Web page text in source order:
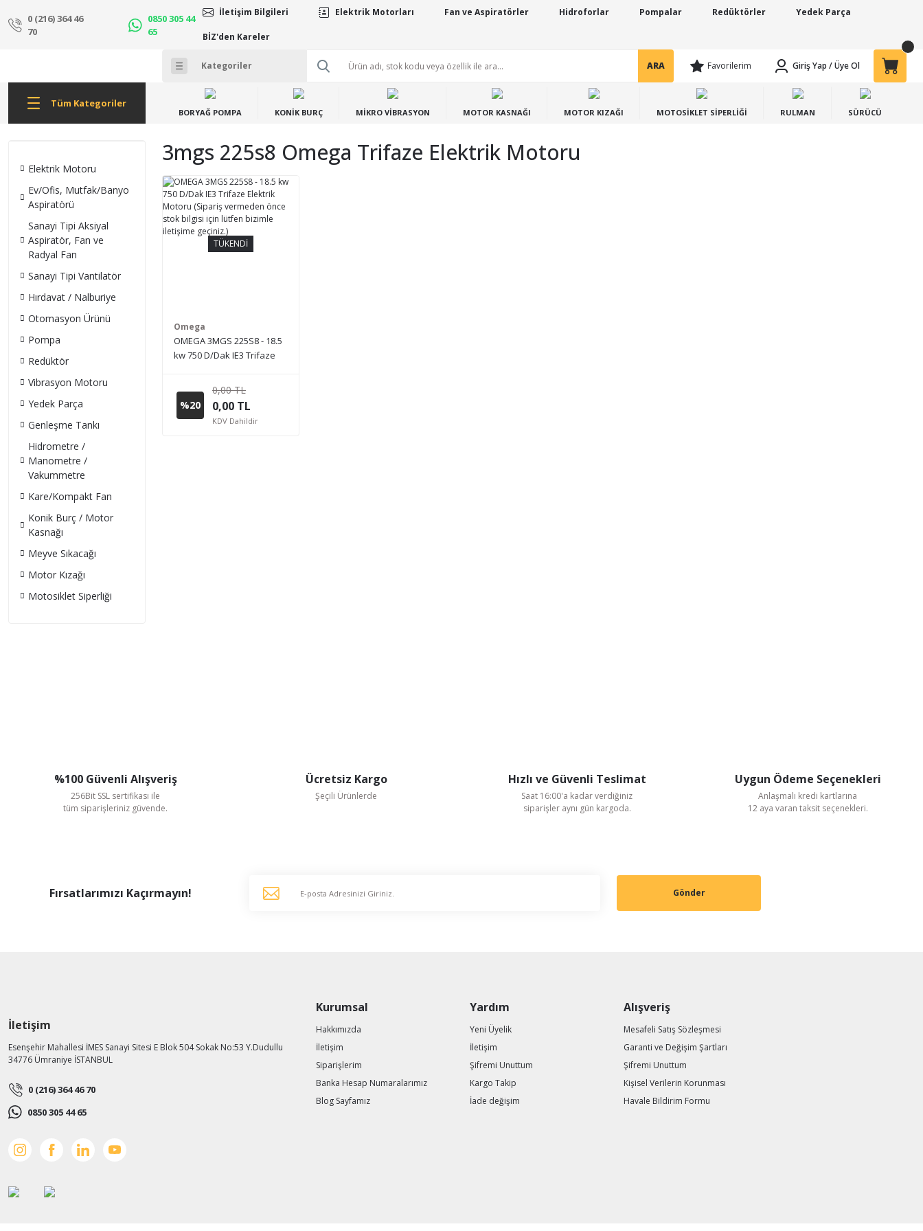
0 (216) 364 46
70
0850 305 44
65
İletişim Bilgileri Elektrik Motorları Fan ve Aspiratörler Hidroforlar Pompalar Redüktörler Yedek Parça
BİZ'den Kareler
ARA Favorilerim Giriş Yap /Üye Ol
Tüm Kategoriler
BORYAĞ POMPA KONİK BURÇ MİKRO VİBRASYON MOTOR KASNAĞI MOTOR KIZAĞI MOTOSİKLET SİPERLİĞİ RULMAN SÜRÜCÜ
Elektrik Motoru
Ev/Ofis, Mutfak/Banyo
Aspiratörü
Sanayi Tipi Aksiyal
Aspiratör, Fan ve
Radyal Fan
Sanayi Tipi Vantilatör
Hırdavat / Nalburiye
Otomasyon Ürünü
Pompa
Redüktör
Vibrasyon Motoru
Yedek Parça
Genleşme Tankı
Hidrometre /
Manometre /
Vakummetre
Kare/Kompakt Fan
Konik Burç / Motor
Kasnağı
Meyve Sıkacağı
Motor Kızağı
Motosiklet Siperliği
3mgs 225s8 Omega Trifaze Elektrik Motoru
TÜKENDİ
Omega
OMEGA 3MGS 225S8 - 18.5
kw 750 D/Dak IE3 Trifaze
vermeden önce stok bilgisi
için lütfen bizimle iletişime
geçiniz.)
%20
0,00 TL
0,00 TL
KDV Dahildir
%100 Güvenli Alışveriş
256Bit SSL sertifikası ile
tüm siparişleriniz güvende.
Ücretsiz Kargo
Şeçili Ürünlerde
Hızlı ve Güvenli Teslimat
Saat 16:00'a kadar verdiğiniz
siparişler aynı gün kargoda.
Uygun Ödeme Seçenekleri
Anlaşmalı kredi kartlarına
12 aya varan taksit seçenekleri.
Fırsatlarımızı Kaçırmayın! Gönder
İletişim
Esenşehir Mahallesi İMES Sanayi Sitesi E Blok 504 Sokak No:53 Y.Dudullu
34776 Ümraniye İSTANBUL
0 (216) 364 46 70
0850 305 44 65
Kurumsal
Hakkımızda
İletişim
Siparişlerim
Banka Hesap Numaralarımız
Blog Sayfamız
Yardım
Yeni Üyelik
İletişim
Şifremi Unuttum
Kargo Takip
İade değişim
Alışveriş
Mesafeli Satış Sözleşmesi
Garanti ve Değişim Şartları
Şifremi Unuttum
Kişisel Verilerin Korunması
Havale Bildirim Formu